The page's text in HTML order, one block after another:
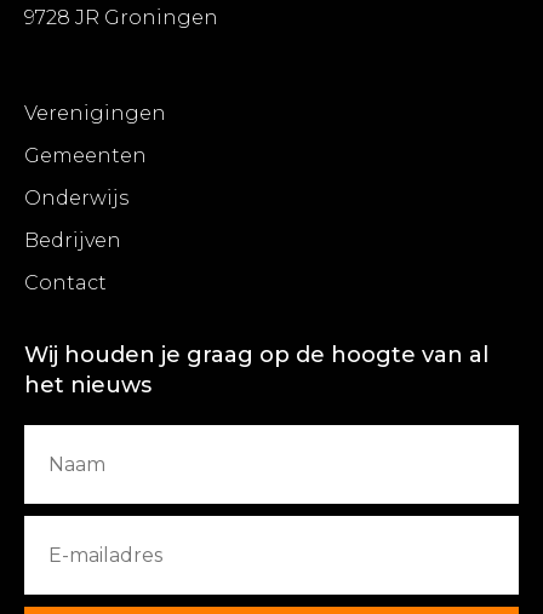
9728 JR Groningen
Verenigingen
Gemeenten
Onderwijs
Bedrijven
Contact
Wij houden je graag op de hoogte van al
het nieuws